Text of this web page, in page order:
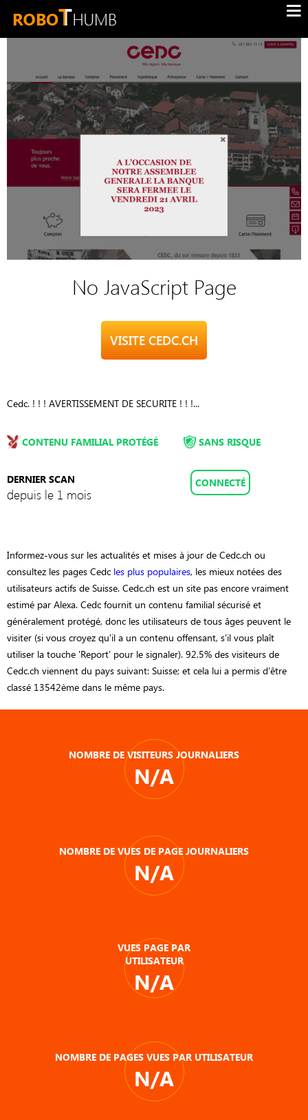
No JavaScript Page
VISITE CEDC.CH
Cedc. ! ! ! AVERTISSEMENT DE SECURITE ! ! !...
CONTENU FAMILIAL PROTÉGÉ
DERNIER SCAN
depuis le 1 mois
SANS RISQUE
CONNECTÉ
Informez-vous sur les actualités et mises à jour de Cedc.ch ou
consultez les pages Cedc les plus populaires, les mieux notées des
utilisateurs actifs de Suisse. Cedc.ch est un site pas encore vraiment
estimé par Alexa. Cedc fournit un contenu familial sécurisé et
généralement protégé, donc les utilisateurs de tous âges peuvent le
visiter (si vous croyez qu'il a un contenu offensant, s'il vous plaît
utiliser la touche 'Report' pour le signaler). 92.5% des visiteurs de
Cedc.ch viennent du pays suivant: Suisse; et cela lui a permis d’être
classé 13542ème dans le même pays.
NOMBRE DE VISITEURS JOURNALIERS
N/A
NOMBRE DE VUES DE PAGE JOURNALIERS
N/A
VUES PAGE PAR
UTILISATEUR
N/A
NOMBRE DE PAGES VUES PAR UTILISATEUR
N/A